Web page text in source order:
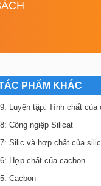
PHẨM KHÁC
Công ngiệp Silicat
Silic và hợp chất của silic
Hợp chất của cacbon
Cacbon